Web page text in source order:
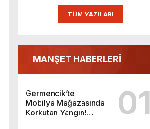
TÜM YAZILARI
MANŞET HABERLERİ
Germencik’te
Mobilya Mağazasında
Korkutan Yangın!
01